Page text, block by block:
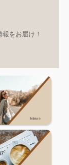
をお届け！